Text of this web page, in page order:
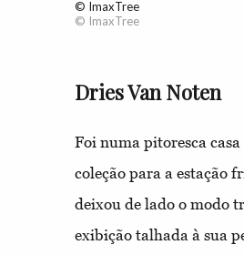
© ImaxTree
© ImaxTree
Dries Van Noten
Foi numa pitoresca
coleção para a estação
deixou de lado o modo
exibição talhada à sua